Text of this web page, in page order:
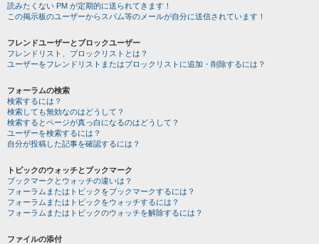
読みたくない PM が定期的に送られてきます！
この掲示板のユーザーからスパム等のメールが自分に送信されています！
フレンドユーザーとブロックユーザー
フレンドリスト、ブロックリストとは？
ユーザーをフレンドリストまたはブロックリストに追加・削除するには？
フォーラムの検索
検索するには？
検索しても無効なのはどうして？
検索するとページが真っ白になるのはどうして？
ユーザーを検索するには？
自分が投稿した記事を確認するには？
トピックのウォッチとブックマーク
ブックマークとウォッチの違いは？
フォーラムまたはトピックをブックマークするには？
フォーラムまたはトピックをウォッチするには？
フォーラムまたはトピックのウォッチを解除するには？
ファイルの添付